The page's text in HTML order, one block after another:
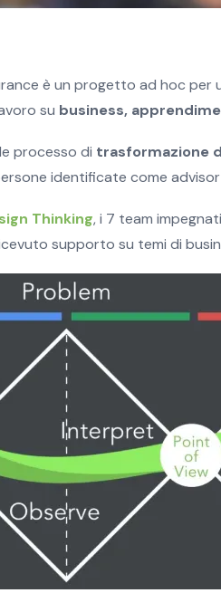
è un progetto ad hoc
su business,
processo di trasformazione
identificate come
Thinking, i 7 team
supporto su temi di